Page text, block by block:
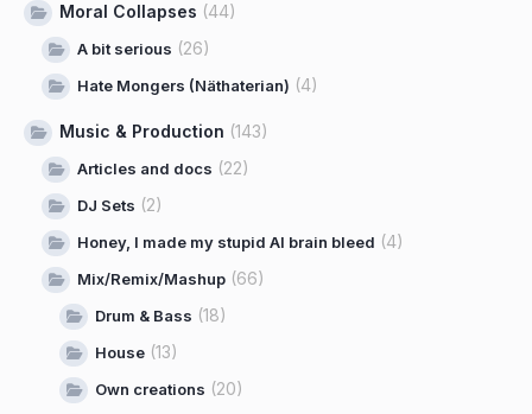
Moral Collapses (44)
A bit serious (26)
Hate Mongers (Näthaterian) (4)
Music & Production (143)
Articles and docs (22)
DJ Sets (2)
Honey, I made my stupid AI brain bleed (4)
Mix/Remix/Mashup (66)
Drum & Bass (18)
House (13)
Own creations (20)